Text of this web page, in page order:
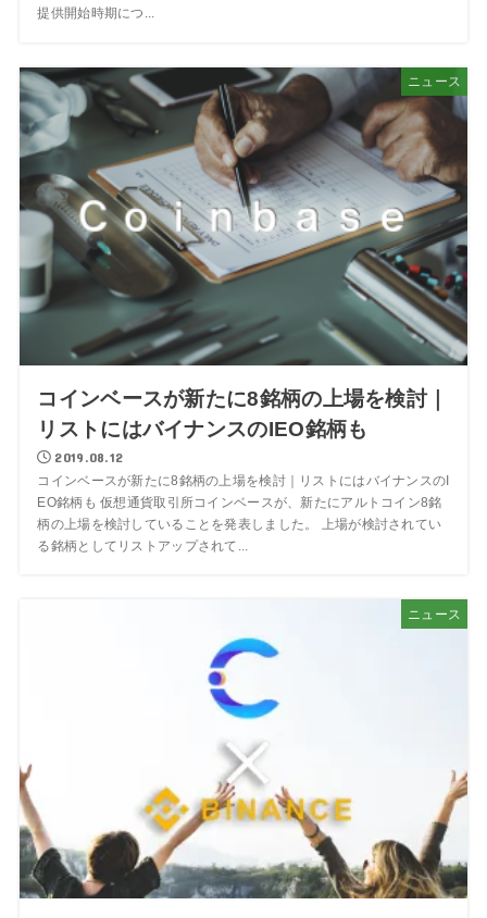
提供開始時期につ...
ニュース
コインベースが新たに8銘柄の上場を検討｜
リストにはバイナンスのIEO銘柄も
2019.08.12
コインベースが新たに8銘柄の上場を検討｜リストにはバイナンスのI
EO銘柄も 仮想通貨取引所コインベースが、新たにアルトコイン8銘
柄の上場を検討していることを発表しました。 上場が検討されてい
る銘柄としてリストアップされて...
ニュース